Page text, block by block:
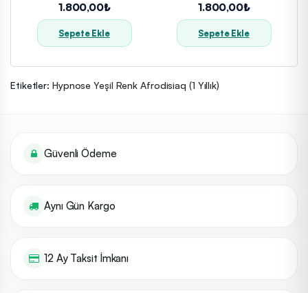
1.800,00₺
Sepete Ekle
1.800,00₺
Sepete Ekle
Etiketler: Hypnose Yeşil Renk Afrodisiaq (1 Yıllık)
Güvenli Ödeme
Aynı Gün Kargo
12 Ay Taksit İmkanı